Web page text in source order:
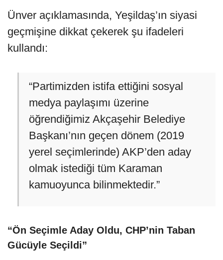
Ünver açıklamasında, Yeşildaş’ın siyasi
geçmişine dikkat çekerek şu ifadeleri
kullandı:
“Partimizden istifa ettiğini sosyal
medya paylaşımı üzerine
öğrendiğimiz Akçaşehir Belediye
Başkanı’nın geçen dönem (2019
yerel seçimlerinde) AKP’den aday
olmak istediği tüm Karaman
kamuoyunca bilinmektedir.”
“Ön Seçimle Aday Oldu, CHP’nin Taban
Gücüyle Seçildi”